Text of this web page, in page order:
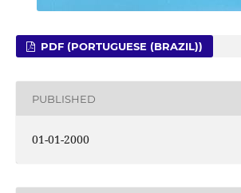
PDF (PORTUGUESE (BRAZIL))
PUBLISHED
01-01-2000